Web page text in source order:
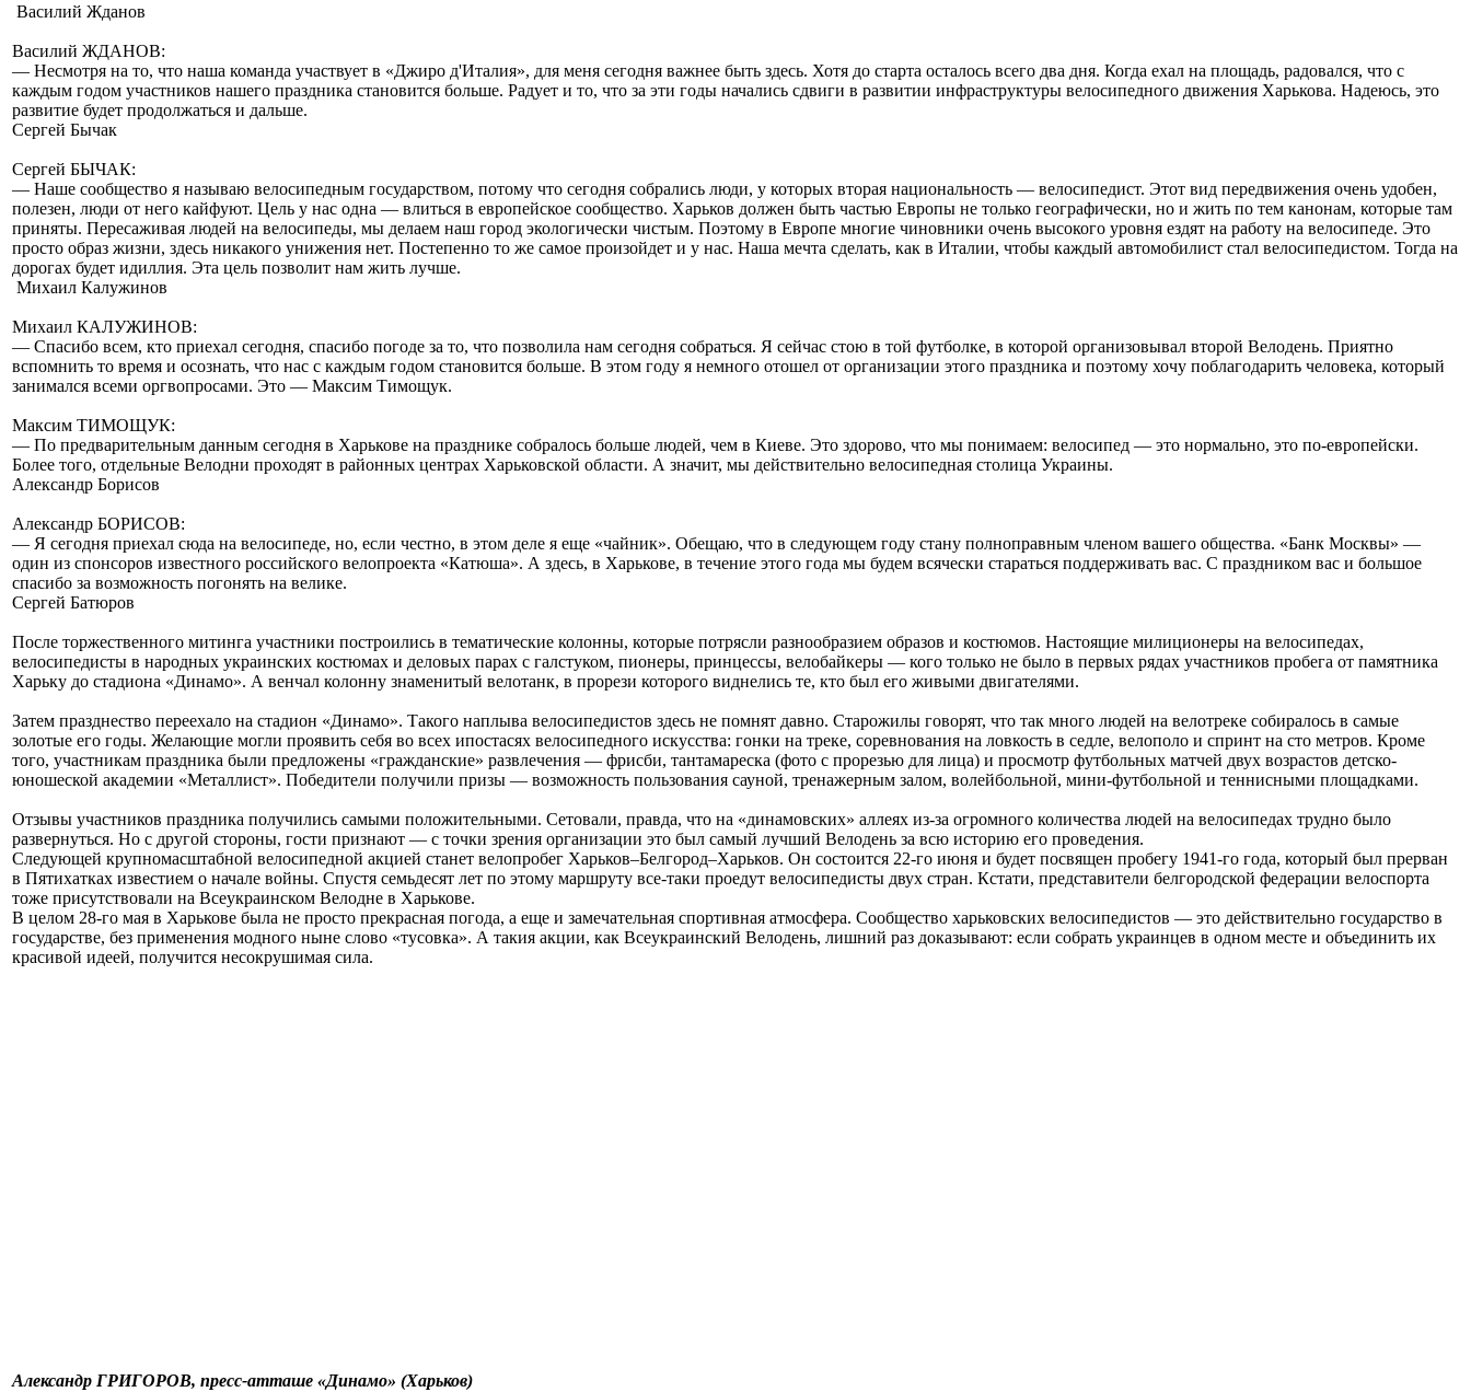
Василий Жданов
Василий ЖДАНОВ:
— Несмотря на то, что наша команда участвует в «Джиро д'Италия», для меня сегодня важнее быть здесь. Хотя до старта осталось всего два дня. Когда ехал на площадь, радовался, что с
каждым годом участников нашего праздника становится больше. Радует и то, что за эти годы начались сдвиги в развитии инфраструктуры велосипедного движения Харькова. Надеюсь, это
развитие будет продолжаться и дальше.
Сергей Бычак
Сергей БЫЧАК:
— Наше сообщество я называю велосипедным государством, потому что сегодня собрались люди, у которых вторая национальность — велосипедист. Этот вид передвижения очень удобен,
полезен, люди от него кайфуют. Цель у нас одна — влиться в европейское сообщество. Харьков должен быть частью Европы не только географически, но и жить по тем канонам, которые там
приняты. Пересаживая людей на велосипеды, мы делаем наш город экологически чистым. Поэтому в Европе многие чиновники очень высокого уровня ездят на работу на велосипеде. Это
просто образ жизни, здесь никакого унижения нет. Постепенно то же самое произойдет и у нас. Наша мечта сделать, как в Италии, чтобы каждый автомобилист стал велосипедистом. Тогда на
дорогах будет идиллия. Эта цель позволит нам жить лучше.
Михаил Калужинов
Михаил КАЛУЖИНОВ:
— Спасибо всем, кто приехал сегодня, спасибо погоде за то, что позволила нам сегодня собраться. Я сейчас стою в той футболке, в которой организовывал второй Велодень. Приятно
вспомнить то время и осознать, что нас с каждым годом становится больше. В этом году я немного отошел от организации этого праздника и поэтому хочу поблагодарить человека, который
занимался всеми оргвопросами. Это — Максим Тимощук.
Максим ТИМОЩУК:
— По предварительным данным сегодня в Харькове на празднике собралось больше людей, чем в Киеве. Это здорово, что мы понимаем: велосипед — это нормально, это по-европейски.
Более того, отдельные Велодни проходят в районных центрах Харьковской области. А значит, мы действительно велосипедная столица Украины.
Александр Борисов
Александр БОРИСОВ:
— Я сегодня приехал сюда на велосипеде, но, если честно, в этом деле я еще «чайник». Обещаю, что в следующем году стану полноправным членом вашего общества. «Банк Москвы» —
один из спонсоров известного российского велопроекта «Катюша». А здесь, в Харькове, в течение этого года мы будем всячески стараться поддерживать вас. С праздником вас и большое
спасибо за возможность погонять на велике.
Сергей Батюров
После торжественного митинга участники построились в тематические колонны, которые потрясли разнообразием образов и костюмов. Настоящие милиционеры на велосипедах,
велосипедисты в народных украинских костюмах и деловых парах с галстуком, пионеры, принцессы, велобайкеры — кого только не было в первых рядах участников пробега от памятника
Харьку до стадиона «Динамо». А венчал колонну знаменитый велотанк, в прорези которого виднелись те, кто был его живыми двигателями.
Затем празднество переехало на стадион «Динамо». Такого наплыва велосипедистов здесь не помнят давно. Старожилы говорят, что так много людей на велотреке собиралось в самые
золотые его годы. Желающие могли проявить себя во всех ипостасях велосипедного искусства: гонки на треке, соревнования на ловкость в седле, велополо и спринт на сто метров. Кроме
того, участникам праздника были предложены «гражданские» развлечения — фрисби, тантамареска (фото с прорезью для лица) и просмотр футбольных матчей двух возрастов детско-
юношеской академии «Металлист». Победители получили призы — возможность пользования сауной, тренажерным залом, волейбольной, мини-футбольной и теннисными площадками.
Отзывы участников праздника получились самыми положительными. Сетовали, правда, что на «динамовских» аллеях из-за огромного количества людей на велосипедах трудно было
развернуться. Но с другой стороны, гости признают — с точки зрения организации это был самый лучший Велодень за всю историю его проведения.
Следующей крупномасштабной велосипедной акцией станет велопробег Харьков–Белгород–Харьков. Он состоится 22-го июня и будет посвящен пробегу 1941-го года, который был прерван
в Пятихатках известием о начале войны. Спустя семьдесят лет по этому маршруту все-таки проедут велосипедисты двух стран. Кстати, представители белгородской федерации велоспорта
тоже присутствовали на Всеукраинском Велодне в Харькове.
В целом 28-го мая в Харькове была не просто прекрасная погода, а еще и замечательная спортивная атмосфера. Сообщество харьковских велосипедистов — это действительно государство в
государстве, без применения модного ныне слово «тусовка». А такия акции, как Всеукраинский Велодень, лишний раз доказывают: если собрать украинцев в одном месте и объединить их
красивой идеей, получится несокрушимая сила.
Александр ГРИГОРОВ, пресс-атташе «Динамо» (Харьков)